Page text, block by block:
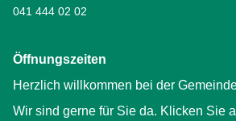
041 444 02 02
Öffnungszeiten
Herzlich willkommen bei der
Wir sind gerne für Sie da. Klicken Sie